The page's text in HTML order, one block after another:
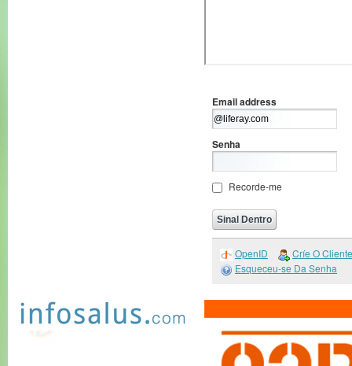
Email address
Senha
Recorde-me
OpenID
Críe O Cliente
Esqueceu-se Da Senha